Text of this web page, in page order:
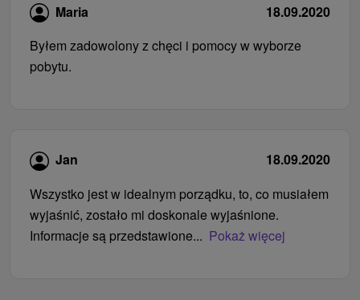
Maria
18.09.2020
Byłem zadowolony z chęci i pomocy w wyborze
pobytu.
Jan
18.09.2020
Wszystko jest w idealnym porządku, to, co musiałem
wyjaśnić, zostało mi doskonale wyjaśnione.
Informacje są przedstawione... Pokaż więcej